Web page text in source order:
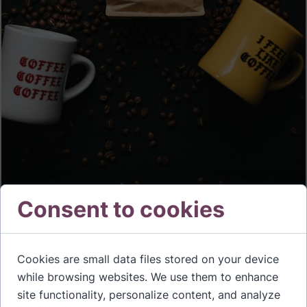
mayoría de las personas los llevan consigo en todo
momento y, al igual que las llaves y la billetera, rara vez
los olvidan en casa. Hoy en día, más de5,310 millones de
Consent to cookies
Cookies are small data files stored on your device
while browsing websites. We use them to enhance
site functionality, personalize content, and analyze